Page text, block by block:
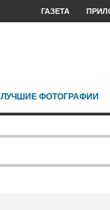
ГАЗЕТА
ЛУЧШИЕ ФОТОГРАФИИ